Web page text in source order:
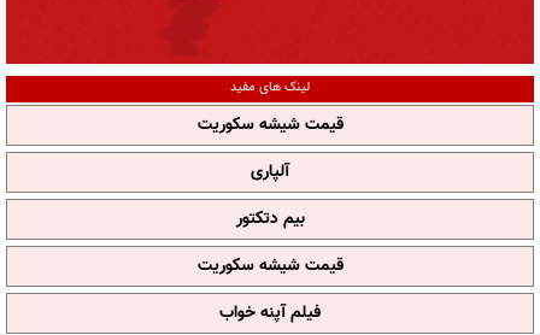
لینک های مفید
قیمت شیشه سکوریت
آلپاری
بیم دتکتور
قیمت شیشه سکوریت
فیلم آپنه خواب